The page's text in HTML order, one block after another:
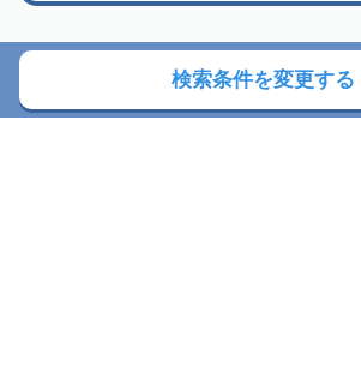
検索条件を変更する
朝日新聞社の関連サイト